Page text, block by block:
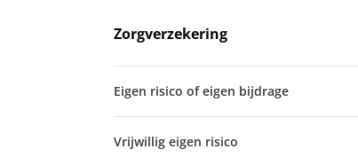
Zorgverzekering
Eigen risico of eigen bijdrage
Vrijwillig eigen risico